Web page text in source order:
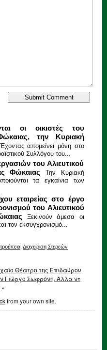
οι οικιστές του
την Κυριακή
Έχοντας απομείνει μόνη στο
Συλλόγου του...
του Αλιευτικού
Φώκαιας
Την Κυριακή
τα εγκαίνια των
εταιρείας στο έργο
του Αλιευτικού
Ξεκινούν άμεσα οι
τον εκσυγχρονισμό...
Διαχείριση Στερεών
Θέατρο της Επιδαύρου
Γιώργο Σωφρόνη. Άλλα ντ
»
from your own site.